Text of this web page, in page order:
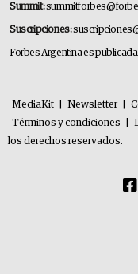
Summit:
Suscripciones:
Forbes Argentina es
MediaKit Newsletter
Términos y condiciones
los derechos reservados.